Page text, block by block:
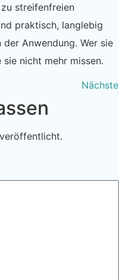
streifenfreien
praktisch, langlebig
Anwendung. Wer sie
nicht mehr missen.
Nächste